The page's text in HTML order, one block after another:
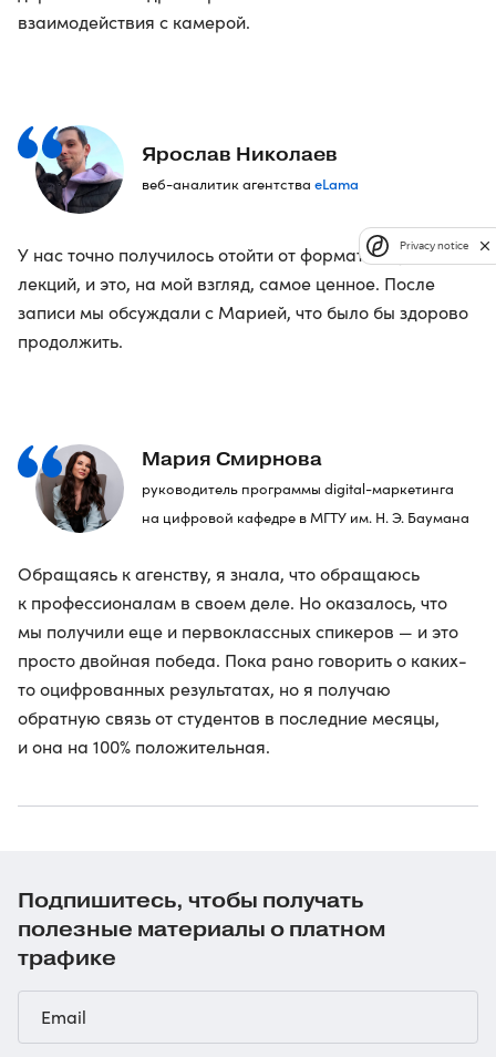
взаимодействия с камерой.
Ярослав Николаев
веб-аналитик агентства eLama
У нас точно получилось отойти от формата скучных
лекций, и это, на мой взгляд, самое ценное. После
записи мы обсуждали с Марией, что было бы здорово
продолжить.
Мария Смирнова
руководитель программы digital-маркетинга
на цифровой кафедре в МГТУ им. Н. Э. Баумана
Обращаясь к агенству, я знала, что обращаюсь
к профессионалам в своем деле. Но оказалось, что
мы получили еще и первоклассных спикеров — и это
просто двойная победа. Пока рано говорить о каких-
то оцифрованных результатах, но я получаю
обратную связь от студентов в последние месяцы,
и она на 100% положительная.
Подпишитесь, чтобы получать
полезные материалы о платном
трафике
Privacy notice